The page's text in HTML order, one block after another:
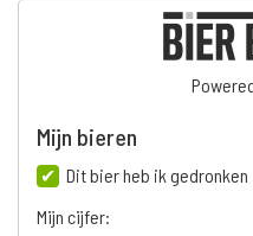
Mijn bieren
Dit bier heb ik gedronken
Mijn cijfer: